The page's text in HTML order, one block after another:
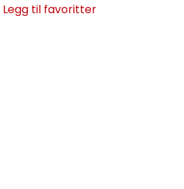
Legg til favoritter